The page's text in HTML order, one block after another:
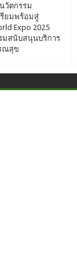
วัตกรรม
รียมพร้อมสู่
Expo 2025
มสนับสนุนบริการ
ณสุข